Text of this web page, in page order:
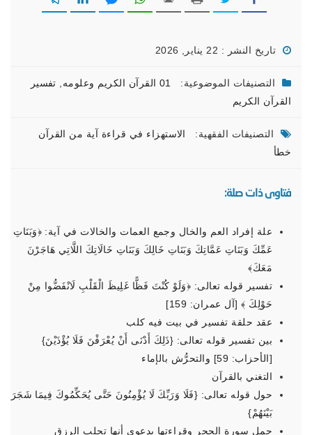
تاريخ النشر : 22 يناير, 2026
التصنيفات الموضوعية: 01 القرآن الكريم وعلومه
تفسير
القرآن الكريم
التصنيفات الفقهية:
الاستهزاء في قراءة آية من القرآن
خطأ
فتاوى ذات صلة:
علة إفراد العم والخال وجمع العمات والخالات في آية: ﴿‌وَبَنَاتِ
‌عَمِّكَ وَبَنَاتِ عَمَّاتِكَ وَبَنَاتِ خَالِكَ وَبَنَاتِ خَالَاتِكَ اللَّاتِي هَاجَرْنَ
مَعَكَ﴾
تفسير قوله تعالى: ﴿وَلَوْ كُنْتَ فَظًّا غَلِيظَ الْقَلْبِ لَانْفَضُّوا مِنْ
حَوْلِكَ ﴾ [آل عمران: 159]
عقد حلقة تفسير في بيت فيه كلب
بين تفسير قوله تعالى: {ذَلِكَ أَدْنَى أَنْ يُعْرَفْنَ فَلَا يُؤْذَيْنَ}
[الأحزاب: 59] والتحرُّش بالإماء
التغني بالقرآن
حول قوله تعالى: {فَلَا وَرَبِّكَ لَا يُؤْمِنُونَ حَتَّى يُحَكِّمُوكَ فِيمَا شَجَرَ
بَيْنَهُمْ}
حمل سورة الحجر وقراءتها بدعوى أنها تجلب الرزق